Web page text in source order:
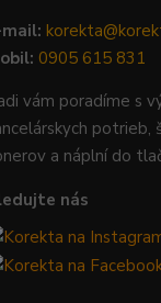
mail:
0905 615 831
vám poradíme s
potrieb,
a náplní do
nás